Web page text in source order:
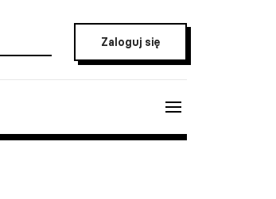
Zaloguj się